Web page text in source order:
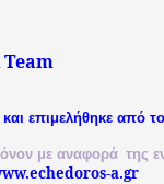
Team
επιμελήθηκε από το
με αναφορά της
a.gr